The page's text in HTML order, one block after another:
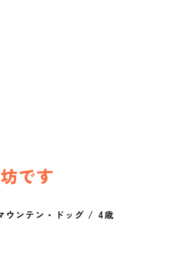
です
ウンテン・ドッグ / 4歳